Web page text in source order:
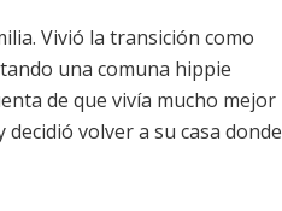
Vivió la transición como
una comuna hippie
de que vivía mucho mejor
volver a su casa donde